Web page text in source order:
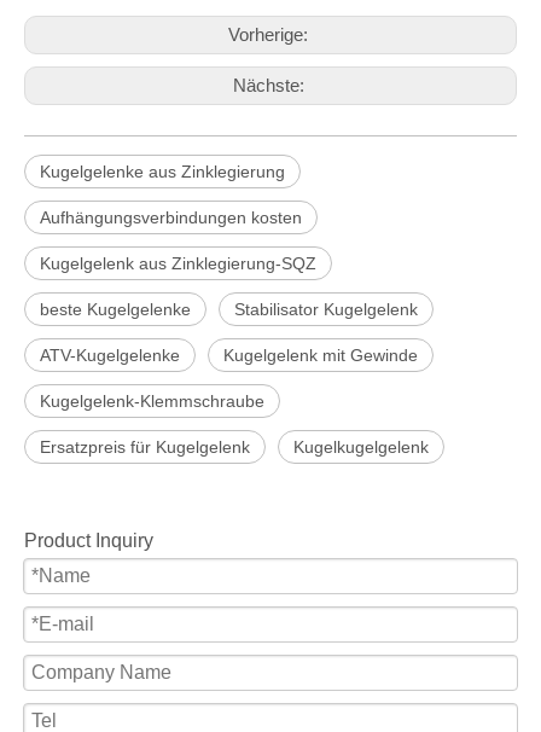
Vorherige:
Nächste:
Kugelgelenke aus Zinklegierung
Aufhängungsverbindungen kosten
Kugelgelenk aus Zinklegierung-SQZ
beste Kugelgelenke Stabilisator Kugelgelenk
ATV-Kugelgelenke Kugelgelenk mit Gewinde
Kugelgelenk-Klemmschraube
Ersatzpreis für Kugelgelenk Kugelkugelgelenk
Product Inquiry